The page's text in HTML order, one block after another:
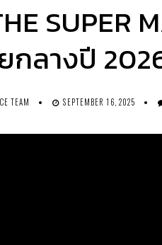
SUPER
กลางปี
TEAM SEPTEMBER 16, 2025